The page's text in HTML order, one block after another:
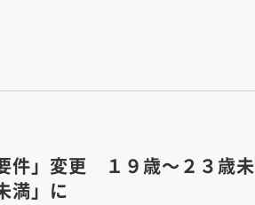
件」変更 １９歳～２３歳未
満」に